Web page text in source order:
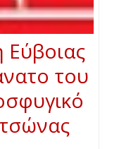
Εύβοιας
του